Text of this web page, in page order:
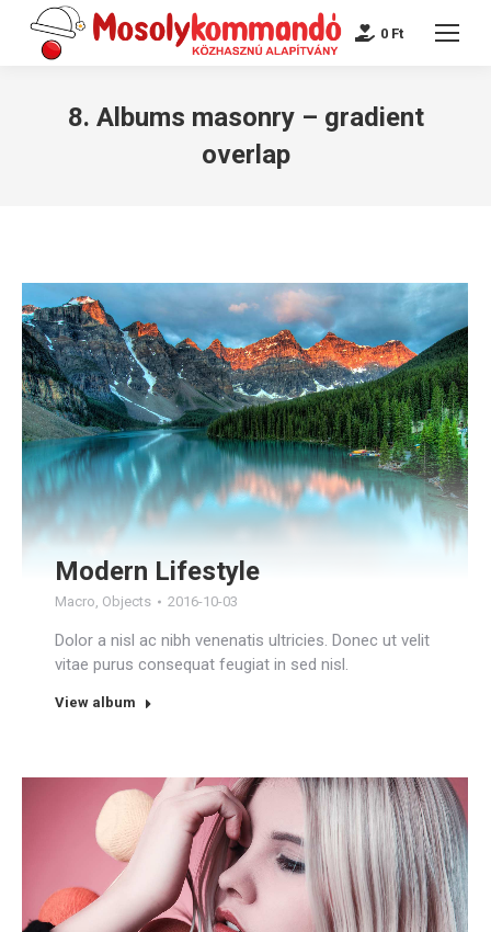
0 Ft
8. Albums masonry – gradient
overlap
Modern Lifestyle
Macro, Objects 2016-10-03
Dolor a nisl ac nibh venenatis ultricies. Donec ut velit
vitae purus consequat feugiat in sed nisl.
View album